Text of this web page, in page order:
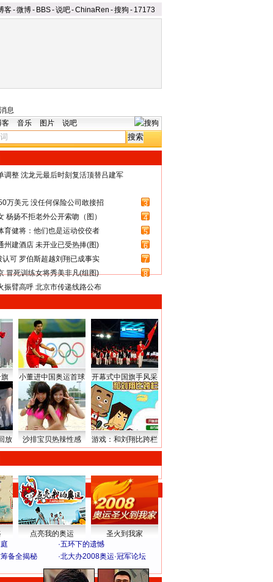
客-微博- BBS-说吧-ChinaRen -搜狗 - 17173
息
客 音乐 图片 说吧
调整 沈龙元最后时刻复活顶替吕建军
万美元 没任何保险公司敢接招
3
杨扬不拒老外公开索吻（图）
4
育健将：他们也是运动佼佼者
5
州建酒店 未开业已受热捧(图)
6
可 罗伯斯超越刘翔已成事实
7
冒死训练女将秀美非凡(组图)
8
振臂高呼 北京市传递线路公布
小董进中国奥运首球 开幕式中国旗手风采
放 沙排宝贝热辣性感 游戏：和刘翔比跨栏
点亮我的奥运
圣火到我家
·五环下的遗憾
备全揭秘 ·北大办2008奥运·冠军论坛